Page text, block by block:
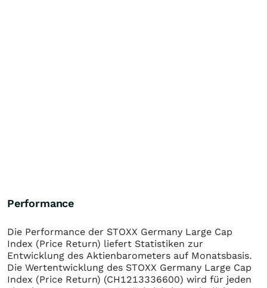
Performance
Die Performance der STOXX Germany Large Cap
Index (Price Return) liefert Statistiken zur
Entwicklung des Aktienbarometers auf Monatsbasis.
Die Wertentwicklung des STOXX Germany Large Cap
Index (Price Return) (CH1213336600) wird für jeden